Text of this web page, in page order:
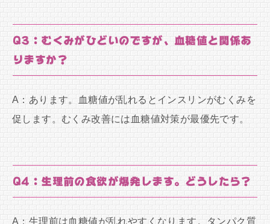
Q3：むくみがひどいのですが、血糖値と関係あ
りますか？
A：あります。血糖値が乱れるとインスリンがむくみを
促します。むくみ改善には血糖値対策が最優先です。
Q4：生理前の食欲が爆発します。どうしたら？
A：生理前は血糖値が乱れやすくなります。タンパク質